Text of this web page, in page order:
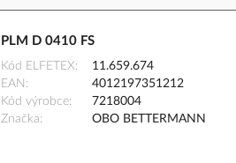
PLM D 0410 FS
Kód ELFETEX
11.659.674
EAN
4012197351212
Kód výrobce
7218004
Značka
OBO BETTERMANN